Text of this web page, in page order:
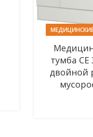
тумба
двойной